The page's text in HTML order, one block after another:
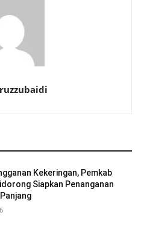
Kekeringan, Pemkab
Siapkan Penanganan